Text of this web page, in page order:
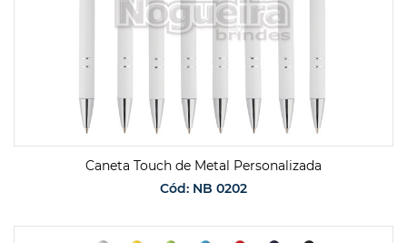
Caneta Touch de Metal Personalizada
Cód: NB 0202